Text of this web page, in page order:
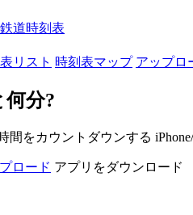
道時刻表
リスト 時刻表マップ アップロ
分?
間をカウントダウンする
ロード アプリをダウンロード